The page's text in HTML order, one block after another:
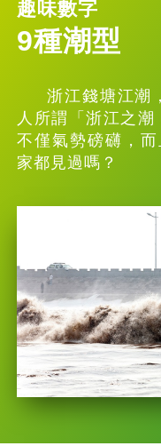
趣味數字
9種潮型
浙江錢塘江潮
人所謂「浙江之
不僅氣勢磅礴，
家都見過嗎？